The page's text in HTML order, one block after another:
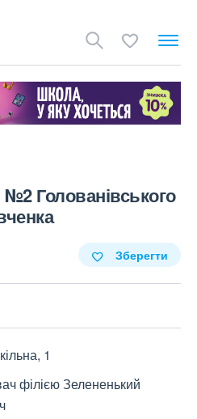
Голованівського
Зберегти
1
філією Зелененький